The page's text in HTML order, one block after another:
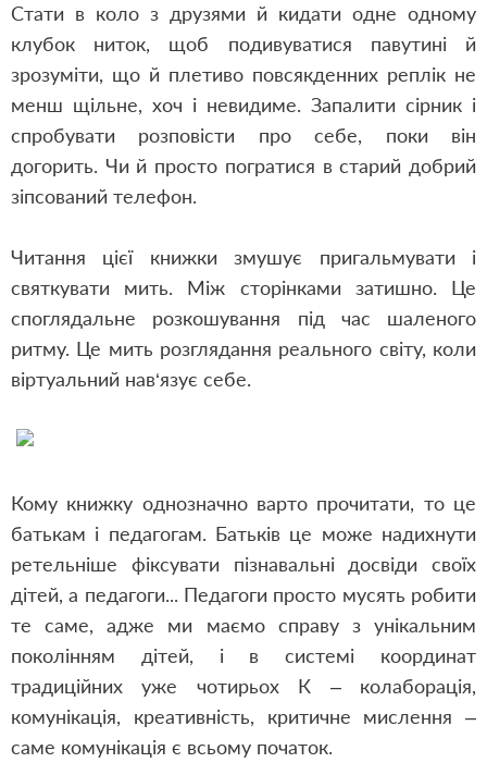
Стати в коло з друзями й кидати одне одному
клубок ниток, щоб подивуватися павутині й
зрозуміти, що й плетиво повсякденних реплік не
менш щільне, хоч і невидиме. Запалити сірник і
спробувати розповісти про себе, поки він
догорить. Чи й просто погратися в старий добрий
зіпсований телефон.
Читання цієї книжки змушує пригальмувати і
святкувати мить. Між сторінками затишно. Це
споглядальне розкошування під час шаленого
ритму. Це мить розглядання реального світу, коли
віртуальний нав‘язує себе.
Кому книжку однозначно варто прочитати, то це
батькам і педагогам. Батьків це може надихнути
ретельніше фіксувати пізнавальні досвіди своїх
дітей, а педагоги... Педагоги просто мусять робити
те саме, адже ми маємо справу з унікальним
поколінням дітей, і в системі координат
традиційних уже чотирьох К – колаборація,
комунікація, креативність, критичне мислення –
саме комунікація є всьому початок.